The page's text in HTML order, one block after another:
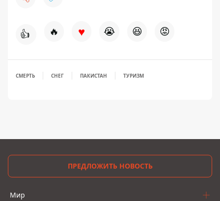
👍 🔥 ♥ 😭 😆 😡
СМЕРТЬ СНЕГ ПАКИСТАН ТУРИЗМ
ПРЕДЛОЖИТЬ НОВОСТЬ
Мир